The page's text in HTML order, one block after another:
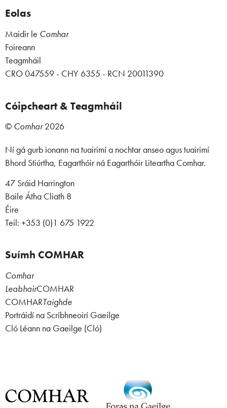
Eolas
Maidir le Comhar
Foireann
Teagmháil
CRO 047559 - CHY 6355 - RCN 20011390
Cóipcheart & Teagmháil
© Comhar2026
Ní gá gurb ionann na tuairimí a nochtar anseo agus tuairimí
Bhord Stiúrtha, Eagarthóir ná Eagarthóir Liteartha Comhar.
47 Sráid Harrington
Baile Átha Cliath 8
Éire
Teil: +353 (0)1 675 1922
Suímh COMHAR
Comhar
LeabhairCOMHAR
COMHARTaighde
Portráidí na Scríbhneoirí Gaeilge
Cló Léann na Gaeilge (Cló)